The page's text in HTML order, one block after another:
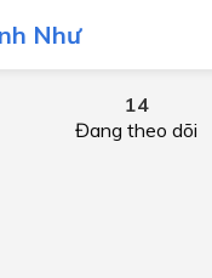
Như
14
Đang theo dõi